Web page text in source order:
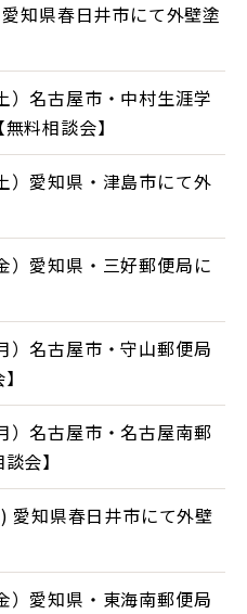
知県春日井市にて外壁塗
）名古屋市・中村生涯学
料相談会】
）愛知県・津島市にて外
）愛知県・三好郵便局に
）名古屋市・守山郵便局
）名古屋市・名古屋南郵
会】
愛知県春日井市にて外壁
）愛知県・東海南郵便局